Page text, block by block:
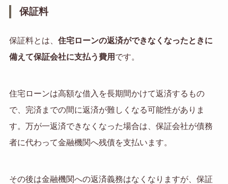
保証料
保証料とは、 住宅ローンの返済ができなくなったときに
備えて保証会社に支払う費用 です。
住宅ローンは高額な借入を長期間かけて返済するもの
で、完済までの間に返済が難しくなる可能性がありま
す。万が一返済できなくなった場合は、保証会社が債務
者に代わって金融機関へ残債を支払います。
その後は金融機関への返済義務はなくなりますが、保証